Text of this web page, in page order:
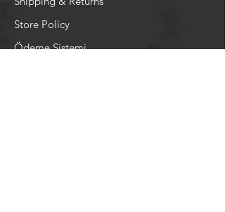
Store Policy
Ödeme Sistemi